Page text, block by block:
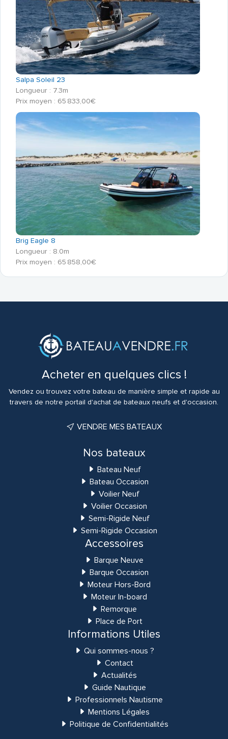
Salpa Soleil 23
Longueur : 7.3m
Prix moyen : 65 833,00€
Brig Eagle 8
Longueur : 8.0m
Prix moyen : 65 858,00€
Acheter en quelques clics !
Vendez ou trouvez votre bateau de manière simple et rapide au
travers de notre portail d'achat de bateaux neufs et d'occasion.
VENDRE MES BATEAUX
Nos bateaux
Bateau Neuf
Bateau Occasion
Voilier Neuf
Voilier Occasion
Semi-Rigide Neuf
Semi-Rigide Occasion
Accessoires
Barque Neuve
Barque Occasion
Moteur Hors-Bord
Moteur In-board
Remorque
Place de Port
Informations Utiles
Qui sommes-nous ?
Contact
Actualités
Guide Nautique
Professionnels Nautisme
Mentions Légales
Politique de Confidentialités